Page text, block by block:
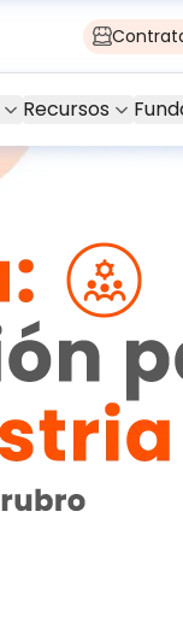
Recursos